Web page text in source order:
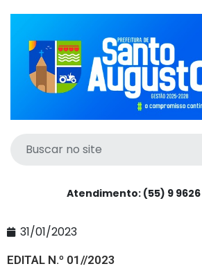
Atendimento: (55) 9 9626
31/01/2023
EDITAL N.º 01//2023